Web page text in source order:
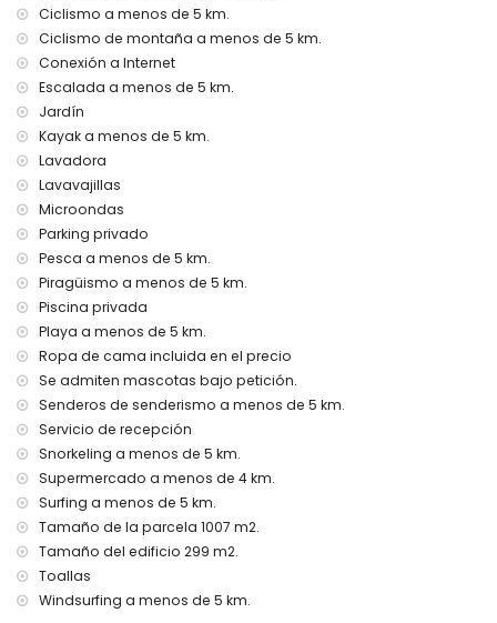
El alojamiento es muy adecuado para familias con niños
Instalaciones y servicios incluidos en el precio del alquiler
de la villa
internet (WiFi)
aspiradora y plancha con tabla de planchar
ropa de cama y toallas
servicio de recepción y servicio de emergencia 24 horas
calefacción por aire y aire acondicionado
Instalaciones y servicios con coste adicional
cama extra y cuna de bebé (bajo demanda)
Entretenimiento y actividades de ocio para sus vacaciones
en Xàbia, Costa Blanca
cine, teatro, discoteca, bar, paseo marítimo (El Arenal y
Xàbia) (a menos de 5 kilómetros de la casa)
Lugares de interés y cultura en Xàbia, Costa Blanca
museo (Histórico de Xàbia), iglesia (Virgen de Loreto, Puerto,
Xàbia), ruina (Pueblo Histórico, Xàbia), monumento
(Molinos de Viento, Xàbia), edificio arquitectónico (Pueblo
Histórico, Xàbia) y lugar histórico (Histórico de Xàbia) (a
menos de 5 kilómetros del alojamiento)
castillo (Portal de la Vila y Dénia) (a menos de 25 kilómetros
del alojamiento)
Deportes
Ciclismo a menos de 5 km.
Ciclismo de montaña a menos de 5 km.
Conexión a Internet
Escalada a menos de 5 km.
Jardín
Kayak a menos de 5 km.
Lavadora
Lavavajillas
Microondas
Parking privado
Pesca a menos de 5 km.
Piragüismo a menos de 5 km.
Piscina privada
Playa a menos de 5 km.
Ropa de cama incluida en el precio
Se admiten mascotas bajo petición.
Senderos de senderismo a menos de 5 km.
Servicio de recepción
Snorkeling a menos de 5 km.
Supermercado a menos de 4 km.
Surfing a menos de 5 km.
Tamaño de la parcela 1007 m2.
Tamaño del edificio 299 m2.
Toallas
Windsurfing a menos de 5 km.